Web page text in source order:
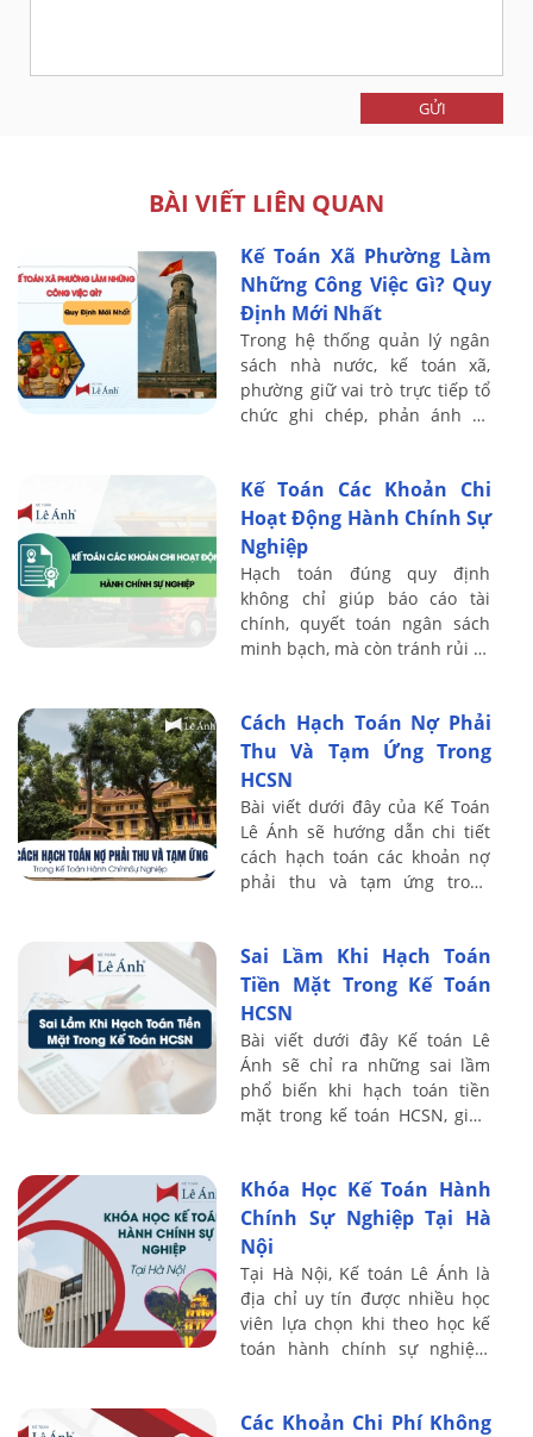
GỬI
BÀI VIẾT LIÊN QUAN
Kế Toán Xã Phường Làm
Những Công Việc Gì? Quy
Định Mới Nhất
Trong hệ thống quản lý ngân
sách nhà nước, kế toán xã,
phường giữ vai trò trực tiếp tổ
chức ghi chép, phản ánh và
sở. Chất ...
Kế Toán Các Khoản Chi
Hoạt Động Hành Chính Sự
Nghiệp
Hạch toán đúng quy định
không chỉ giúp báo cáo tài
chính, quyết toán ngân sách
minh bạch, mà còn tránh rủi ro
vững ...
Cách Hạch Toán Nợ Phải
Thu Và Tạm Ứng Trong
HCSN
Bài viết dưới đây của Kế Toán
Lê Ánh sẽ hướng dẫn chi tiết
cách hạch toán các khoản nợ
phải thu và tạm ứng trong
nguyên ...
Sai Lầm Khi Hạch Toán
Tiền Mặt Trong Kế Toán
HCSN
Bài viết dưới đây Kế toán Lê
Ánh sẽ chỉ ra những sai lầm
phổ biến khi hạch toán tiền
mặt trong kế toán HCSN, giúp
định ...
Khóa Học Kế Toán Hành
Chính Sự Nghiệp Tại Hà
Nội
Tại Hà Nội, Kế toán Lê Ánh là
địa chỉ uy tín được nhiều học
viên lựa chọn khi theo học kế
toán hành chính sự nghiệp.
giảng ...
Các Khoản Chi Phí Không